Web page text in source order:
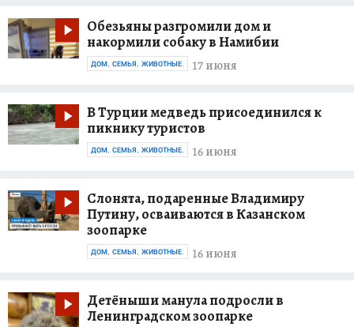
Обезьяны разгромили дом и
накормили собаку в Намибии
17 июня
ДОМ, СЕМЬЯ, ЖИВОТНЫЕ.
В Турции медведь присоединился к
пикнику туристов
16 июня
ДОМ, СЕМЬЯ, ЖИВОТНЫЕ.
Слонята, подаренные Владимиру
Путину, осваиваются в Казанском
зоопарке
16 июня
ДОМ, СЕМЬЯ, ЖИВОТНЫЕ.
Детёныши манула подросли в
Ленинградском зоопарке